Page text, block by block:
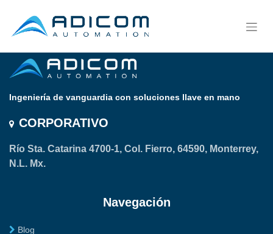
Ingeniería de vanguardia con soluciones llave en mano
CORPORATIVO
Río Sta. Catarina 4700-1, Col. Fierro, 64590, Monterrey,
N.L. Mx.
Navegación
Blog